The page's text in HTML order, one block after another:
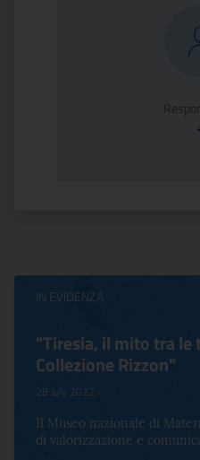
IN EVIDENZA
"Tiresia, il mito tra le
Collezione Rizzon"
28 July 2022
Il Museo nazionale di
di valorizzazione e